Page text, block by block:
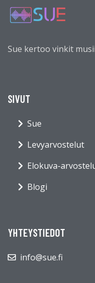
Sue kertoo vinkit
SIVUT
Sue
Levyarvostelut
Elokuva-
Blogi
YHTEYSTIEDOT
info@sue.fi